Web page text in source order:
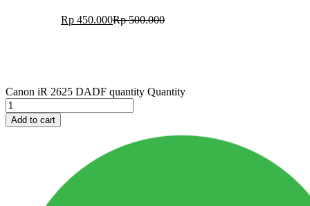
Rp 450.000Rp500.000
Canon iR 2625 DADF quantity Quantity
Add to cart